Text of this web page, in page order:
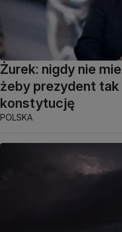
Żurek: nigdy nie
żeby prezydent tak
konstytucję
POLSKA